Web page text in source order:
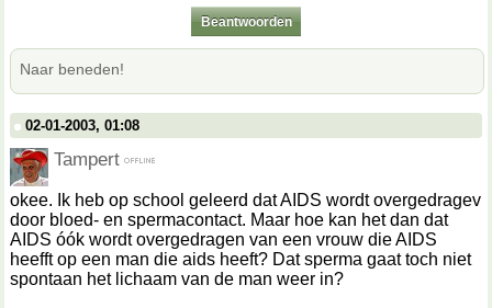
Beantwoorden
Naar beneden!
02-01-2003, 01:08
Tampert
okee. Ik heb op school geleerd dat AIDS wordt overgedragev
door bloed- en spermacontact. Maar hoe kan het dan dat
AIDS óók wordt overgedragen van een vrouw die AIDS
heefft op een man die aids heeft? Dat sperma gaat toch niet
spontaan het lichaam van de man weer in?